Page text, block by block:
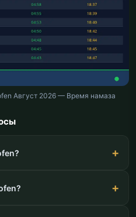
Август 2026 — Время намаза